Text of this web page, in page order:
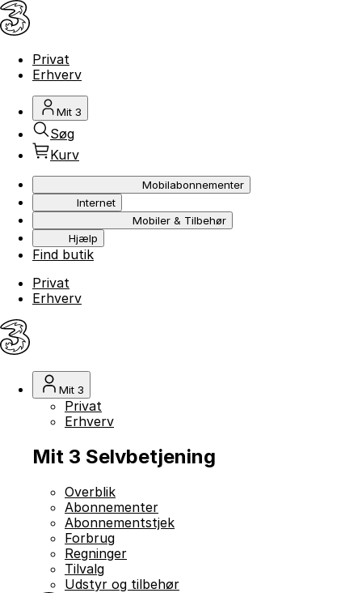
Privat
Erhverv
Mit 3
Søg
Kurv
Mobilabonnementer
Internet
Mobiler & Tilbehør
Hjælp
Find butik
Privat
Erhverv
Mit 3
Privat
Erhverv
Mit 3 Selvbetjening
Overblik
Abonnementer
Abonnementstjek
Forbrug
Regninger
Tilvalg
Udstyr og tilbehør